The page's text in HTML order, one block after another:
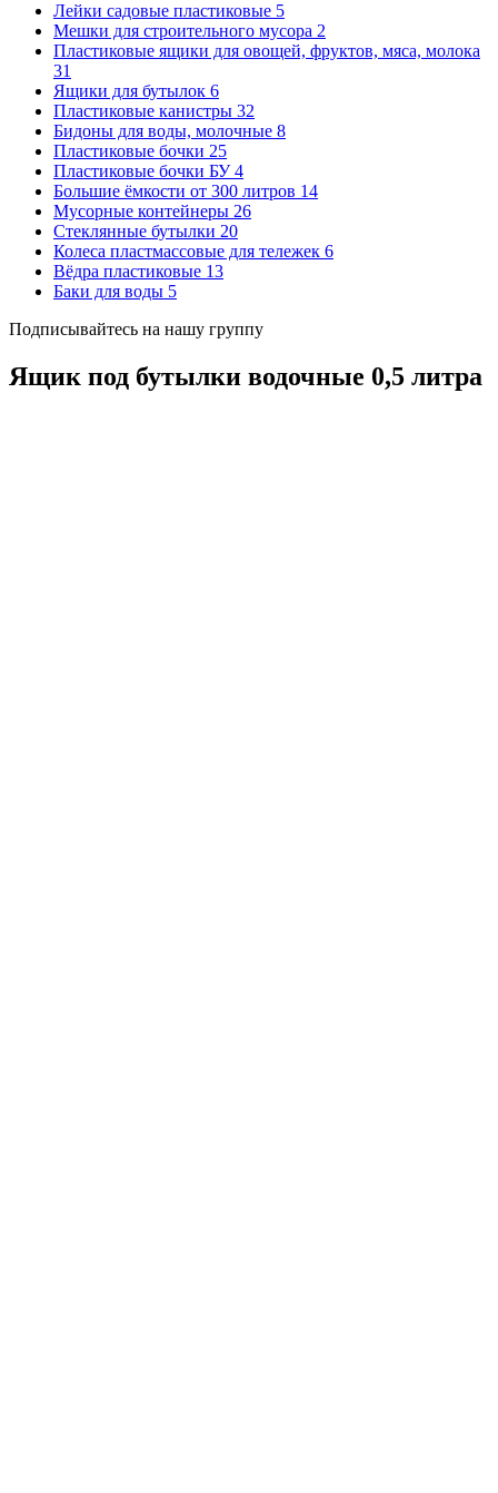
Лейки садовые пластиковые 5
Мешки для строительного мусора 2
Пластиковые ящики для овощей, фруктов, мяса, молока
31
Ящики для бутылок 6
Пластиковые канистры 32
Бидоны для воды, молочные 8
Пластиковые бочки 25
Пластиковые бочки БУ4
Большие ёмкости от 300 литров 14
Мусорные контейнеры 26
Стеклянные бутылки 20
Колеса пластмассовые для тележек 6
Вёдра пластиковые 13
Баки для воды 5
Подписывайтесь на нашу группу
Ящик под бутылки водочные 0,5 литра